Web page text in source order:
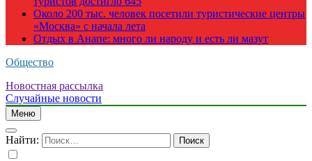
Около 200 тыс. человек посетили туристические центры
«Москва» с начала лета
Отдых в Анапе: много ли народу и есть ли мазут
Общество
Новостная рассылка
Случайные новости
Меню
Найти: